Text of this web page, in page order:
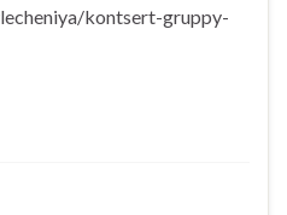
kontsert-gruppy-